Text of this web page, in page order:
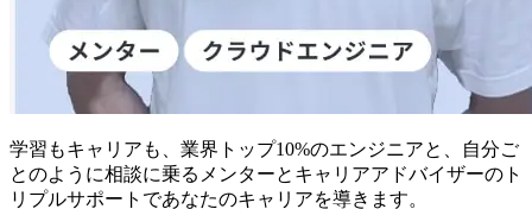
学習もキャリアも、業界トップ10%のエンジニアと、
自分ご
とのように相談に乗るメンターとキャリアアドバイザーの ト
リプルサポートであなたのキャリアを導きます。